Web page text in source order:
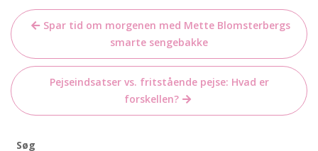
Indlægsnavigation
Spar tid om morgenen med Mette Blomsterbergs
smarte sengebakke
Pejseindsatser vs. fritstående pejse: Hvad er
forskellen?
Søg